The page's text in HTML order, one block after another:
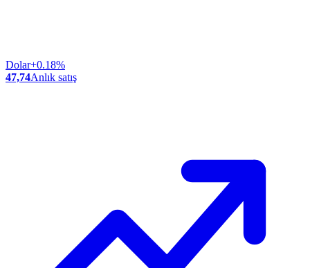
Dolar+0.18%
47,74Anlık satış